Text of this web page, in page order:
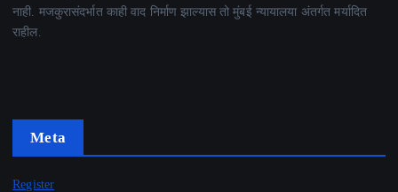
नाही. मजकुरासंदर्भात काही वाद निर्माण झाल्यास तो मुंबई न्यायालया अंतर्गत मर्यादित
राहील.
Meta
Register